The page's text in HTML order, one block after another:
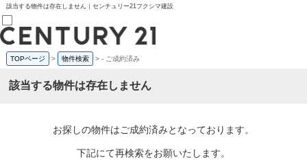
該当する物件は存在しません｜センチュリー21フクシマ建設
売買部
0120-800-844
賃貸部
会員メニュー
TOPページ > 物件検索 >- ご成約済み
該当する物件は存在しません
お探しの物件はご成約済みとなっております。
下記にて再検索をお願いたします。